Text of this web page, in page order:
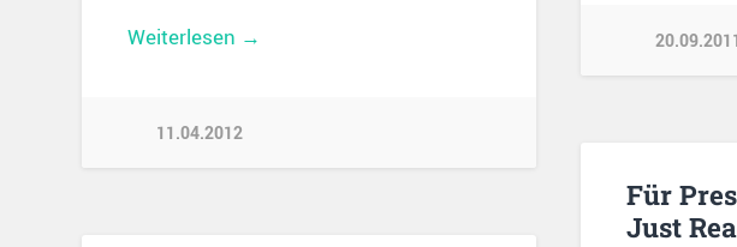
Weiterlesen →
11.04.2012
20.09.2011
Für
Just